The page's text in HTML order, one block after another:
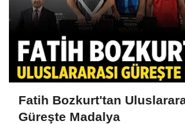
Fatih Bozkurt'tan
Güreşte Madalya